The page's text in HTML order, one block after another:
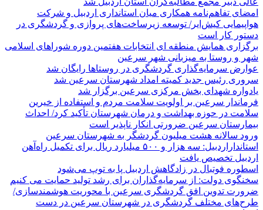
امضای تفاهم‌نامه همکاری میان استانداری اردبیل و شرکت
هواپیمایی کیش‌ایر/ توسعه زیرساخت‌های پروازی و گردشگری در
دستور کار است
برگزاری همایش منطقه ای انتخابات هفتمین دوره شوراهای اسلامی
شهر و روستا به میزبانی شهر سرعین
عوارض سرمایه‌گذاری گردشگری در روستاها رایگان شد
سروری رئیس جدید کمیته امداد شهرستان سرعین شد
یادواره شهدای بخش مرکزی سرعین برگزار شد
فرماندار سرعین بر اولویت سلامت مردم و استفاده از خیرین
سلامت در حوزه بهداشت و درمان شهرستان تأکید کرد/ احداث
بیمارستان سرعین ضرورتی انکار ناپذیر است
ورود سالانه هشت میلیون گردشگر به شهرستان سرعین
استانداراردبیل: سه هزار و ۵۰۰ میلیارد ریال برای تکمیل راه‌آهن
اردبیل تخصیص یافت
اسطوره فوتبال در زادگاهش اردبیل پا به توپ می‌شود
سخنگوی دولت: از سرمایه‌گذاران برای رشد تولید حمایت می کنیم
ضرورت تدوین افق گردشگری سرعین با محوریت هوشمندسازی/
طرح‌های مختلف گردشگری در شهرستان سرعین در دست